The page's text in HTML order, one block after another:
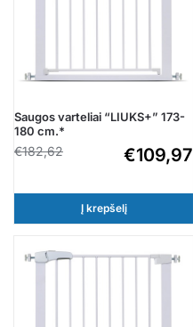
Saugos varteliai “LIUKS+” 173-
180 cm.*
€182,62 €109,97
Į krepšelį